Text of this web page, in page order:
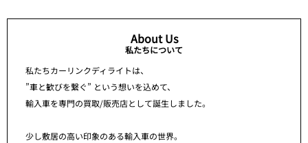
About Us
私たちについて
私たちカーリンクディライトは、
”車と歓びを繋ぐ” という想いを込めて、
輸入車を専門の買取/販売店として誕生しました。
少し敷居の高い印象のある輸入車の世界。